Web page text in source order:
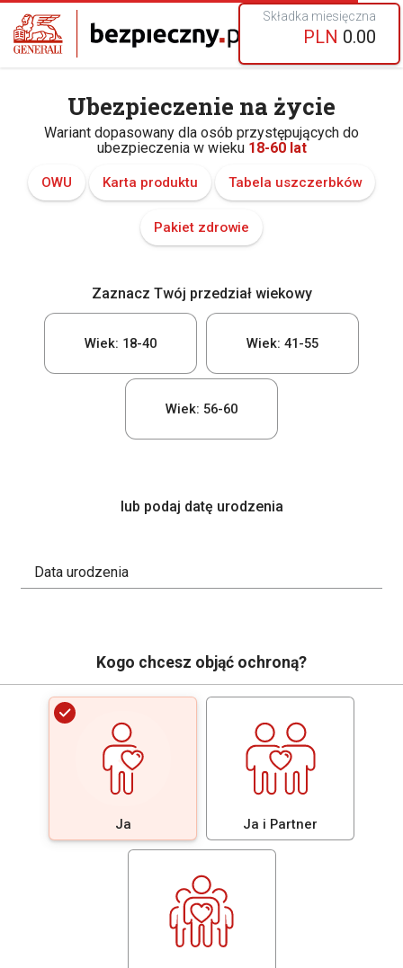
Składka miesięczna
PLN 0.00
Ubezpieczenie na życie
Wariant dopasowany dla osób przystępujących do
ubezpieczenia w wieku 18-60 lat
OWU Karta produktu Tabela uszczerbków
Pakiet zdrowie
Zaznacz Twój przedział wiekowy
Wiek: 18-40 Wiek: 41-55
Wiek: 56-60
lub podaj datę urodzenia
Data urodzenia
Kogo chcesz objąć ochroną?
Ja Ja i Partner